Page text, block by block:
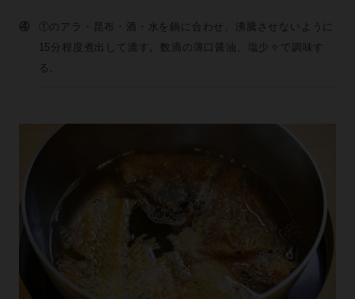
④
①のアラ・昆布・酒・水を鍋に合わせ、沸騰させないように
15分程度煮出して漉す。数滴の薄口醤油、塩少々で調味す
る。